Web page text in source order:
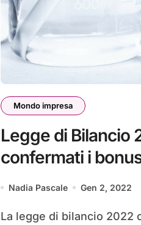
Mondo impresa
Legge di Bilancio
confermati i
Sviluppo
Nadia Pascale Gen 2, 2022
La legge di bilancio 2022 conferma il Bonus